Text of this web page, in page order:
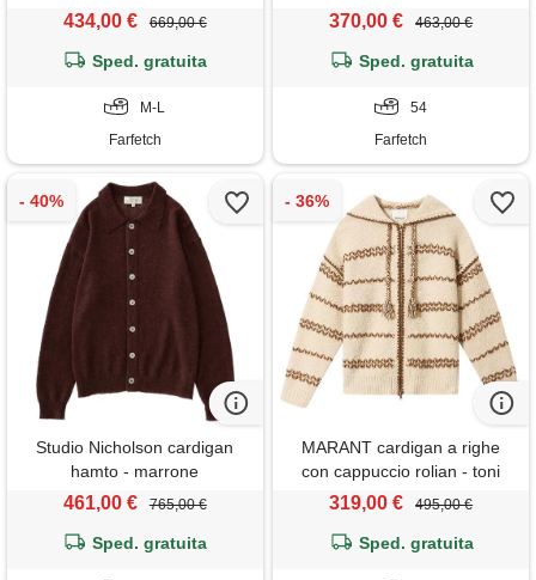
434,00 € 669,00 €
Sped. gratuita
M-L
Farfetch
370,00 € 463,00 €
Sped. gratuita
54
Farfetch
Studio Nicholson cardigan
hamto - marrone
461,00 € 765,00 €
Sped. gratuita
MARANT cardigan a righe
con cappuccio rolian - toni
neutri
319,00 € 495,00 €
Sped. gratuita